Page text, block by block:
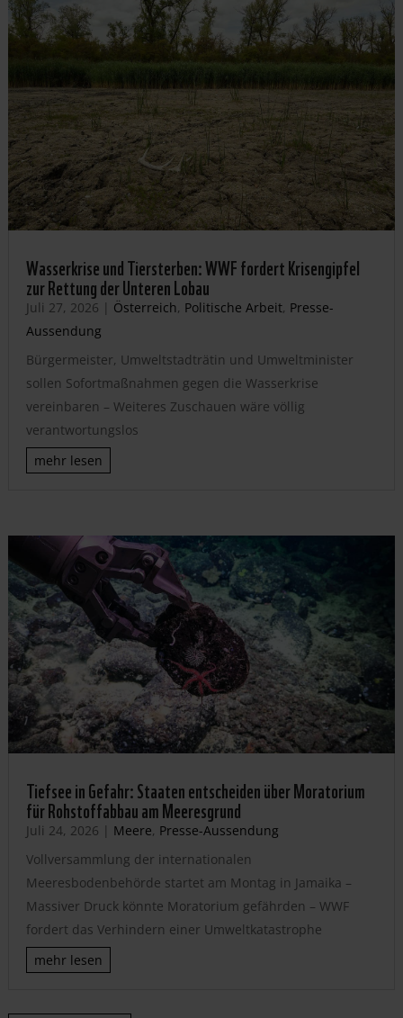
Wasserkrise und Tiersterben: WWF fordert Krisengipfel
zur Rettung der Unteren Lobau
Juli 27, 2026 | Österreich, Politische Arbeit, Presse-
Aussendung
Bürgermeister, Umweltstadträtin und Umweltminister
sollen Sofortmaßnahmen gegen die Wasserkrise
vereinbaren – Weiteres Zuschauen wäre völlig
verantwortungslos
mehr lesen
Tiefsee in Gefahr: Staaten entscheiden über Moratorium
für Rohstoffabbau am Meeresgrund
Juli 24, 2026 | Meere, Presse-Aussendung
Vollversammlung der internationalen
Meeresbodenbehörde startet am Montag in Jamaika –
Massiver Druck könnte Moratorium gefährden – WWF
fordert das Verhindern einer Umweltkatastrophe
mehr lesen